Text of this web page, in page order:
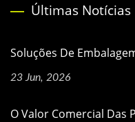
Últimas Notícias
Soluções De
23 Jun, 2026
O Valor Comercial Das